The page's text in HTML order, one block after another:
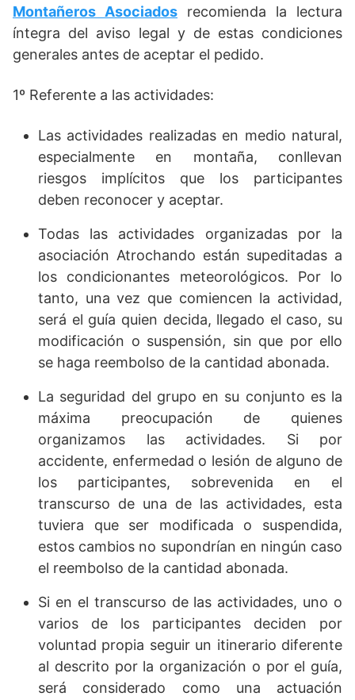
Montañeros Asociados recomienda la lectura
íntegra del aviso legal y de estas condiciones
generales antes de aceptar el pedido.
1º Referente a las actividades:
Las actividades realizadas en medio natural,
especialmente en montaña, conllevan
riesgos implícitos que los participantes
deben reconocer y aceptar.
Todas las actividades organizadas por la
asociación Atrochando están supeditadas a
los condicionantes meteorológicos. Por lo
tanto, una vez que comiencen la actividad,
será el guía quien decida, llegado el caso, su
modificación o suspensión, sin que por ello
se haga reembolso de la cantidad abonada.
La seguridad del grupo en su conjunto es la
máxima preocupación de quienes
organizamos las actividades. Si por
accidente, enfermedad o lesión de alguno de
los participantes, sobrevenida en el
transcurso de una de las actividades, esta
tuviera que ser modificada o suspendida,
estos cambios no supondrían en ningún caso
el reembolso de la cantidad abonada.
Si en el transcurso de las actividades, uno o
varios de los participantes deciden por
voluntad propia seguir un itinerario diferente
al descrito por la organización o por el guía,
será considerado como una actuación